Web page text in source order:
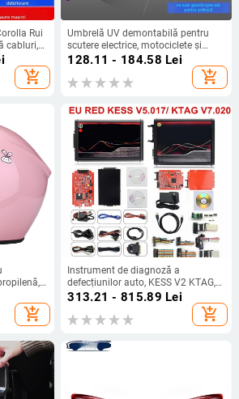
Rui
cabluri,
model
add_shopping_cart
Umbrelă UV demontabilă pentru
scutere electrice, motociclete și
biciclete electrice
128.11 - 184.58 Lei
add_shopping_cart
add_shopping_cart
Instrument de diagnoză a
defecțiunilor auto, KESS V2 KTAG,
12V, interval de temperatură de
funcționare -50°C până la 60°C
313.21 - 815.89 Lei
add_shopping_cart